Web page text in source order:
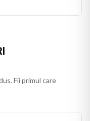
Fii primul care